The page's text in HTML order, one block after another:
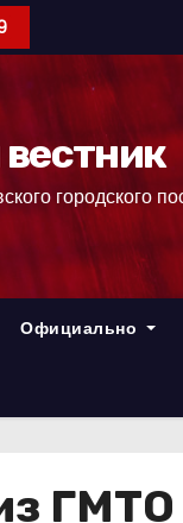
городского
Официально